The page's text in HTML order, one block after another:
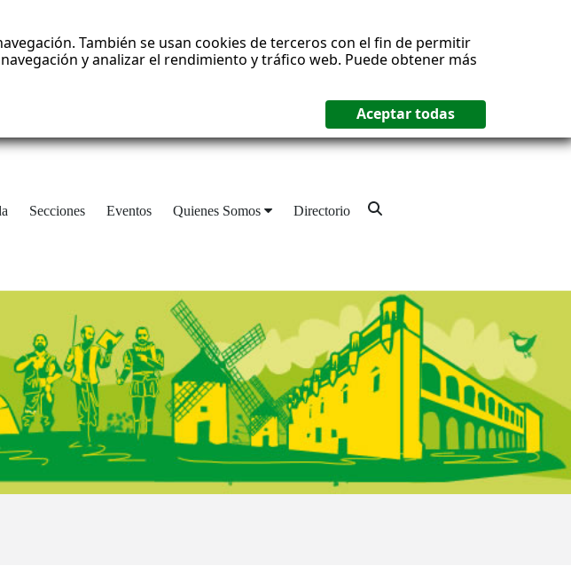
También se usan cookies de terceros con el fin de permitir
y analizar el rendimiento y tráfico web. Puede obtener más
Secciones Eventos Quienes Somos Directorio